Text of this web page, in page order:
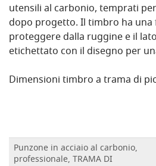
utensili al carbonio, temprati
dopo progetto. Il timbro ha
proteggere dalla ruggine e il
etichettato con il disegno per
Dimensioni timbro a trama di
Punzone in acciaio al carbonio,
professionale, TRAMA DI